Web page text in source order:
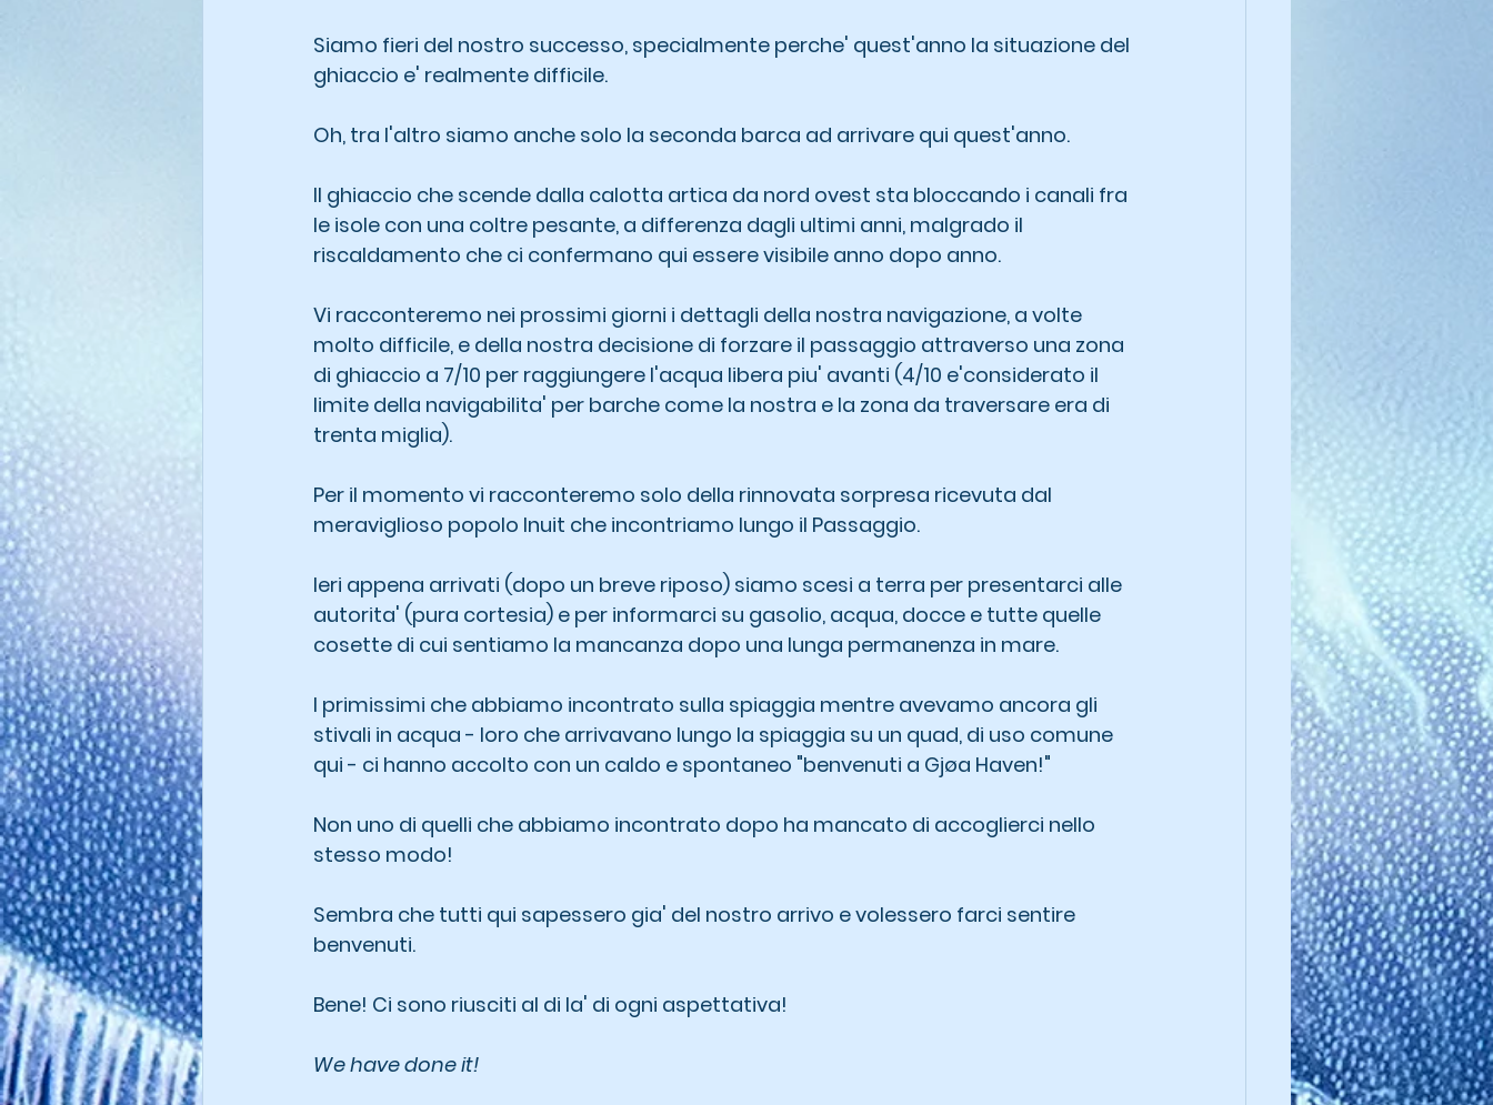
Siamo fieri del nostro successo, specialmente perche' quest'anno la situazione del
ghiaccio e' realmente difficile.
Oh, tra l'altro siamo anche solo la seconda barca ad arrivare qui quest'anno.
Il ghiaccio che scende dalla calotta artica da nord ovest sta bloccando i canali fra
le isole con una coltre pesante, a differenza dagli ultimi anni, malgrado il
riscaldamento che ci confermano qui essere visibile anno dopo anno.
Vi racconteremo nei prossimi giorni i dettagli della nostra navigazione, a volte
molto difficile, e della nostra decisione di forzare il passaggio attraverso una zona
di ghiaccio a 7/10 per raggiungere l'acqua libera piu' avanti (4/10 e'considerato il
limite della navigabilita' per barche come la nostra e la zona da traversare era di
trenta miglia).
Per il momento vi racconteremo solo della rinnovata sorpresa ricevuta dal
meraviglioso popolo Inuit che incontriamo lungo il Passaggio.
Ieri appena arrivati (dopo un breve riposo) siamo scesi a terra per presentarci alle
autorita' (pura cortesia) e per informarci su gasolio, acqua, docce e tutte quelle
cosette di cui sentiamo la mancanza dopo una lunga permanenza in mare.
I primissimi che abbiamo incontrato sulla spiaggia mentre avevamo ancora gli
stivali in acqua - loro che arrivavano lungo la spiaggia su un quad, di uso comune
qui - ci hanno accolto con un caldo e spontaneo "benvenuti a Gjøa Haven!"
Non uno di quelli che abbiamo incontrato dopo ha mancato di accoglierci nello
stesso modo!
Sembra che tutti qui sapessero gia' del nostro arrivo e volessero farci sentire
benvenuti.
Bene! Ci sono riusciti al di la' di ogni aspettativa!
We have done it!